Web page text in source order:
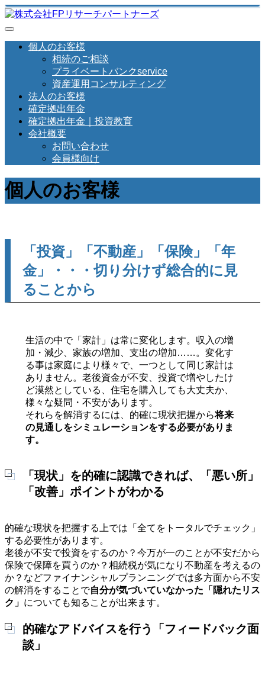
個人のお客様
相続のご相談
プライベートバンクservice
資産運用コンサルティング
法人のお客様
確定拠出年金
確定拠出年金｜投資教育
会社概要
お問い合わせ
会員様向け
個人のお客様
「投資」「不動産」「保険」「年
金」・・・切り分けず総合的に見
ることから
生活の中で「家計」は常に変化します。収入の増
加・減少、家族の増加、支出の増加……。変化す
る事は家庭により様々で、一つとして同じ家計は
ありません。老後資金が不安、投資で増やしたけ
ど漠然としている、住宅を購入しても大丈夫か、
様々な疑問・不安があります。
それらを解消するには、的確に現状把握から将来
の見通しをシミュレーションをする必要がありま
す。
「現状」を的確に認識できれば、「悪い所」
「改善」ポイントがわかる
的確な現状を把握する上では「全てをトータルでチェック」
する必要性があります。
老後が不安で投資をするのか？今万が一のことが不安だから
保険で保障を買うのか？相続税が気になり不動産を考えるの
か？などファイナンシャルプランニングでは多方面から不安
の解消をすることで自分が気づいていなかった「隠れたリス
ク」 についても知ることが出来ます。
的確なアドバイスを行う「フィードバック面
談」